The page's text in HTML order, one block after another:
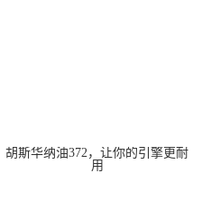
胡斯华纳油372，让你的引擎更耐
用